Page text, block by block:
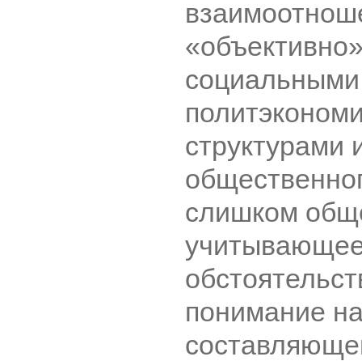
структурами
слишком
понимание